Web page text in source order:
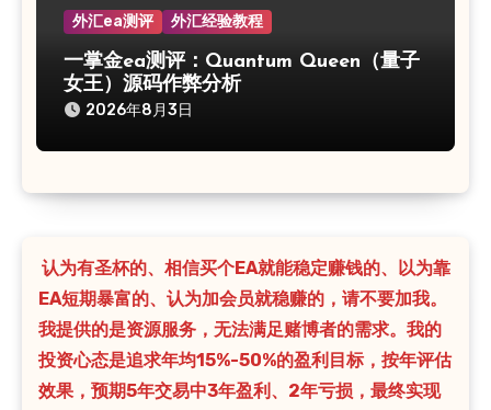
外汇ea测评 外汇经验教程
一掌金ea测评：Quantum Queen（量子
女王）源码作弊分析
2026年8月3日
认为有圣杯的、相信买个EA就能稳定赚钱的、以为靠
EA短期暴富的、认为加会员就稳赚的，请不要加我。
我提供的是资源服务，无法满足赌博者的需求。我的
投资心态是追求年均15%-50%的盈利目标，按年评估
效果，预期5年交易中3年盈利、2年亏损，最终实现